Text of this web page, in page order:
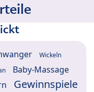
Wickeln
Baby-Massage
Gewinnspiele